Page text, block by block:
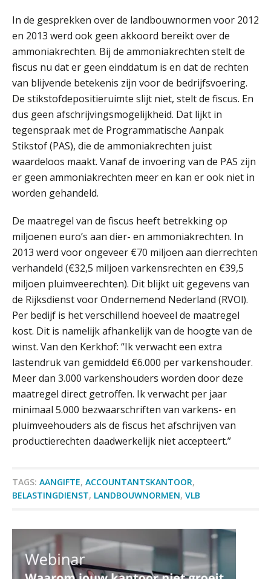
In de gesprekken over de landbouwnormen voor 2012
en 2013 werd ook geen akkoord bereikt over de
ammoniakrechten. Bij de ammoniakrechten stelt de
fiscus nu dat er geen einddatum is en dat de rechten
van blijvende betekenis zijn voor de bedrijfsvoering.
De stikstofdepositieruimte slijt niet, stelt de fiscus. En
dus geen afschrijvingsmogelijkheid. Dat lijkt in
tegenspraak met de Programmatische Aanpak
Stikstof (PAS), die de ammoniakrechten juist
waardeloos maakt. Vanaf de invoering van de PAS zijn
er geen ammoniakrechten meer en kan er ook niet in
worden gehandeld.
De maatregel van de fiscus heeft betrekking op
miljoenen euro’s aan dier- en ammoniakrechten. In
2013 werd voor ongeveer €70 miljoen aan dierrechten
verhandeld (€32,5 miljoen varkensrechten en €39,5
miljoen pluimveerechten). Dit blijkt uit gegevens van
de Rijksdienst voor Ondernemend Nederland (RVOl).
Per bedijf is het verschillend hoeveel de maatregel
kost. Dit is namelijk afhankelijk van de hoogte van de
winst. Van den Kerkhof: “Ik verwacht een extra
lastendruk van gemiddeld €6.000 per varkenshouder.
Meer dan 3.000 varkenshouders worden door deze
maatregel direct getroffen. Ik verwacht per jaar
minimaal 5.000 bezwaarschriften van varkens- en
pluimveehouders als de fiscus het afschrijven van
productierechten daadwerkelijk niet accepteert.”
TAGS: AANGIFTE, ACCOUNTANTSKANTOOR,
BELASTINGDIENST, LANDBOUWNORMEN, VLB
Het functiegemak van de INT bij
adviezen over en aangiften van erf-
en schenkbelasting.
Zomer. Tijd om je loopbaan onder
de loep te nemen.
Q Home: DAC7-compliant opschalen
als verhuurplatform voor
vakantiewoningen
5 signalen dat jouw relatiebeheer
niet meer werkt (en hoe je dat oplost)
Fusies en overnames | Met
waardebepalingen bedrijfsadvies
dichter bij de ondernemer
Van Wwft naar AMLR: wat verandert
er in 2027?
Driver-based models: de essentiële
bouwstenen voor elk finance team
Werven op klik is willekeurig. Zo
verminder je verloop structureel.
Buy & build: urenregistratie als
verborgen EBITDA-hefboom
ABN Amro slokt NIBC op: wat deze
overname zegt over de
veranderende financiële markt
gefragmenteerd, softwarekampioen
ontbreekt (nog) in Europa
verbeterde
Schaalbaar IT-beheer sluit naadloos
aan bij het snelgroeiende Reanda
Klantadviseur Accountancy (32-40 uur)
(Senior) Assistent Accountant Audit , Cooster
Coaching Accountants – Bilthoven/Barneveld